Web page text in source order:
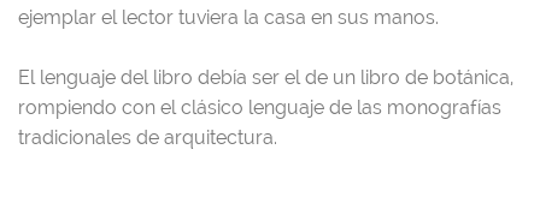
ejemplar el lector tuviera la casa en sus manos.
El lenguaje del libro debía ser el de un libro de botánica,
rompiendo con el clásico lenguaje de las monografías
tradicionales de arquitectura.